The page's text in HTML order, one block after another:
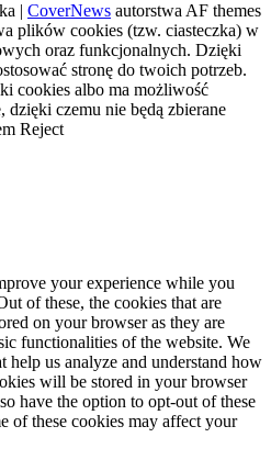
| CoverNews autorstwa AF themes
plików cookies (tzw. ciasteczka) w
oraz funkcjonalnych. Dzięki
stronę do twoich potrzeb.
cookies albo ma możliwość
dzięki czemu nie będą zbierane
Reject
your experience while you
of these, the cookies that are
on your browser as they are
functionalities of the website. We
help us analyze and understand how
will be stored in your browser
have the option to opt-out of these
of these cookies may affect your